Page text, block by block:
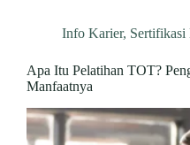
Info Karier, Sertifikasi
Apa Itu Pelatihan TOT?
Manfaatnya